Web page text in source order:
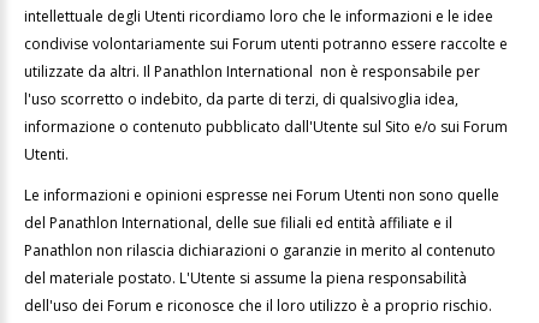
intellettuale degli Utenti ricordiamo loro che le informazioni e le idee
condivise volontariamente sui Forum utenti potranno essere raccolte e
utilizzate da altri. Il Panathlon International non è responsabile per
l'uso scorretto o indebito, da parte di terzi, di qualsivoglia idea,
informazione o contenuto pubblicato dall'Utente sul Sito e/o sui Forum
Utenti.
Le informazioni e opinioni espresse nei Forum Utenti non sono quelle
del Panathlon International, delle sue filiali ed entità affiliate e il
Panathlon non rilascia dichiarazioni o garanzie in merito al contenuto
del materiale postato. L'Utente si assume la piena responsabilità
dell'uso dei Forum e riconosce che il loro utilizzo è a proprio rischio.